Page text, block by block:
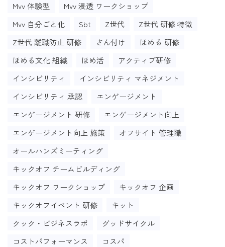
Mvv 体験型
Mvv 浸透 ワークショップ
Mvv 自分ごと化
Sbt Z世代
Z世代 研修 特徴
Z世代 離職防止 研修
さん付け
ほめる 研修
ほめる文化 組織
ほめ活
アクティブ研修
インシビリティ
インシビリティ マネジメント
インシビリティ 承認
エンゲージメント
エンゲージメント 研修
エンゲージメント向上
エンゲージメント向上 施策
オフサイト 管理職
オールハンズミーティング
キックオフ チームビルディング
キックオフ ワークショップ
キックオフ 企画
キックオフイベント 研修
キット
クック・ビジネスラボ
グッドサイクル
コストパフォーマンス
コスパ